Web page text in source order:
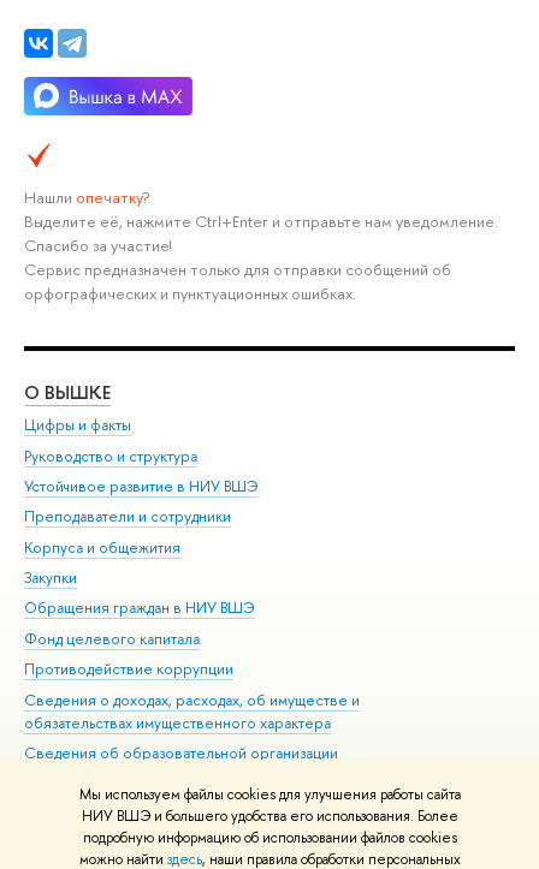
Мы используем файлы cookies для улучшения работы сайта
НИУ ВШЭ и большего удобства его использования. Более
подробную информацию об использовании файлов cookies
можно найти здесь, наши правила обработки персональных
Нашли опечатку?
Выделите её, нажмите Ctrl+Enter и отправьте нам уведомление.
Спасибо за участие!
Сервис предназначен только для отправки сообщений об
орфографических и пунктуационных ошибках.
О ВЫШКЕ
Цифры и факты
Руководство и структура
Устойчивое развитие в НИУ ВШЭ
Преподаватели и сотрудники
Корпуса и общежития
Закупки
Обращения граждан в НИУ ВШЭ
Фонд целевого капитала
Противодействие коррупции
Сведения о доходах, расходах, об имуществе и
обязательствах имущественного характера
Сведения об образовательной организации
Людям с ограниченными возможностями здоровья
Единая платежная страница
Работа в Вышке